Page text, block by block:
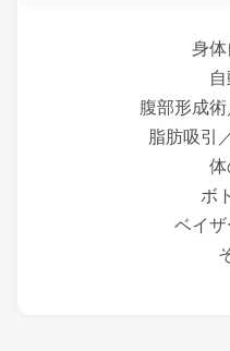
身
腹部形成
脂肪吸引
ボ
ベイ